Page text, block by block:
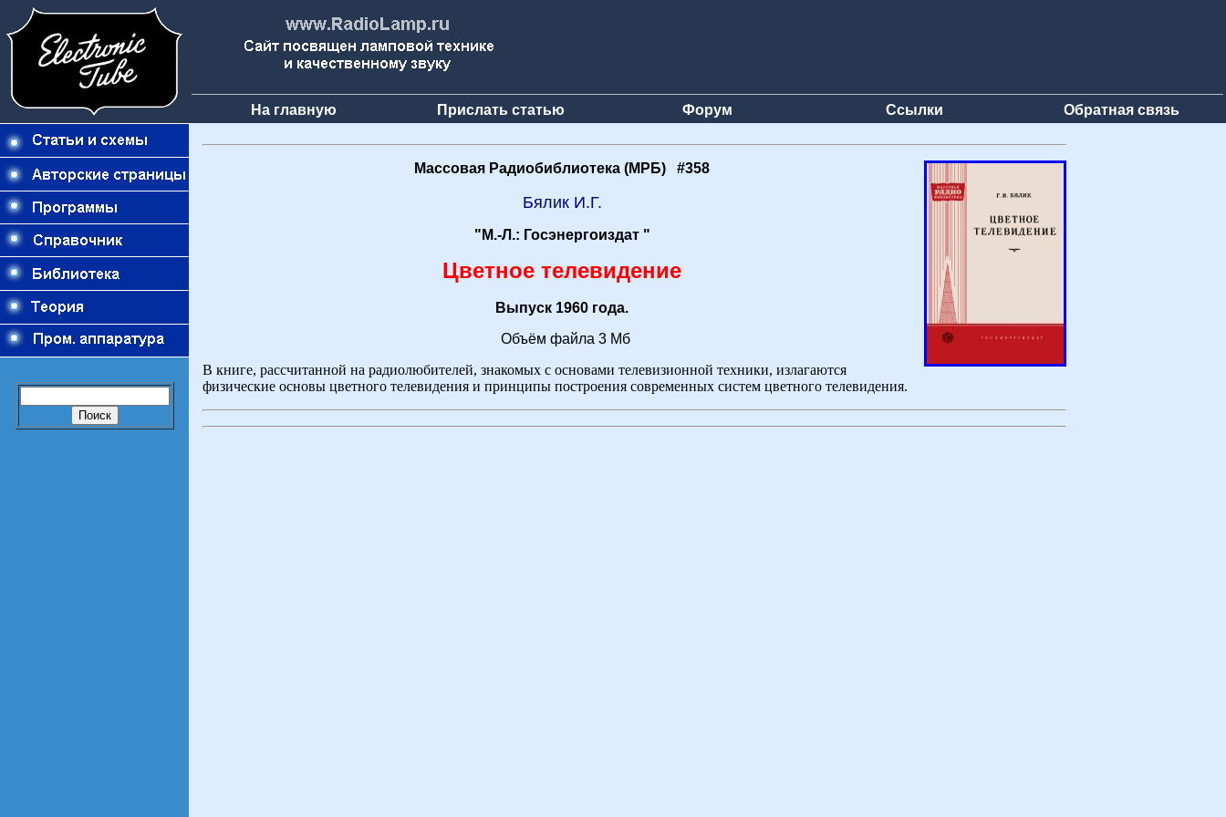
На главную Прислать статью Форум Ссылки Обратная связь
Массовая Радиобиблиотека (МРБ) #358
Бялик И.Г.
"М.-Л.: Госэнергоиздат "
Цветное телевидение
Выпуск 1960 года.
Объём файла 3 Мб
В книге, рассчитанной на радиолюбителей, знакомых с основами телевизионной техники, излагаются
физические основы цветного телевидения и принципы построения современных систем цветного телевидения.